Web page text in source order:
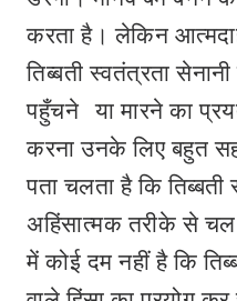
करता है। लेकिन
तिब्बती स्वतंत्रता
पहुँचने या मारने का
करना उनके लिए बहुत
पता चलता है कि
अहिंसात्मक तरीके से
में कोई दम नहीं है कि